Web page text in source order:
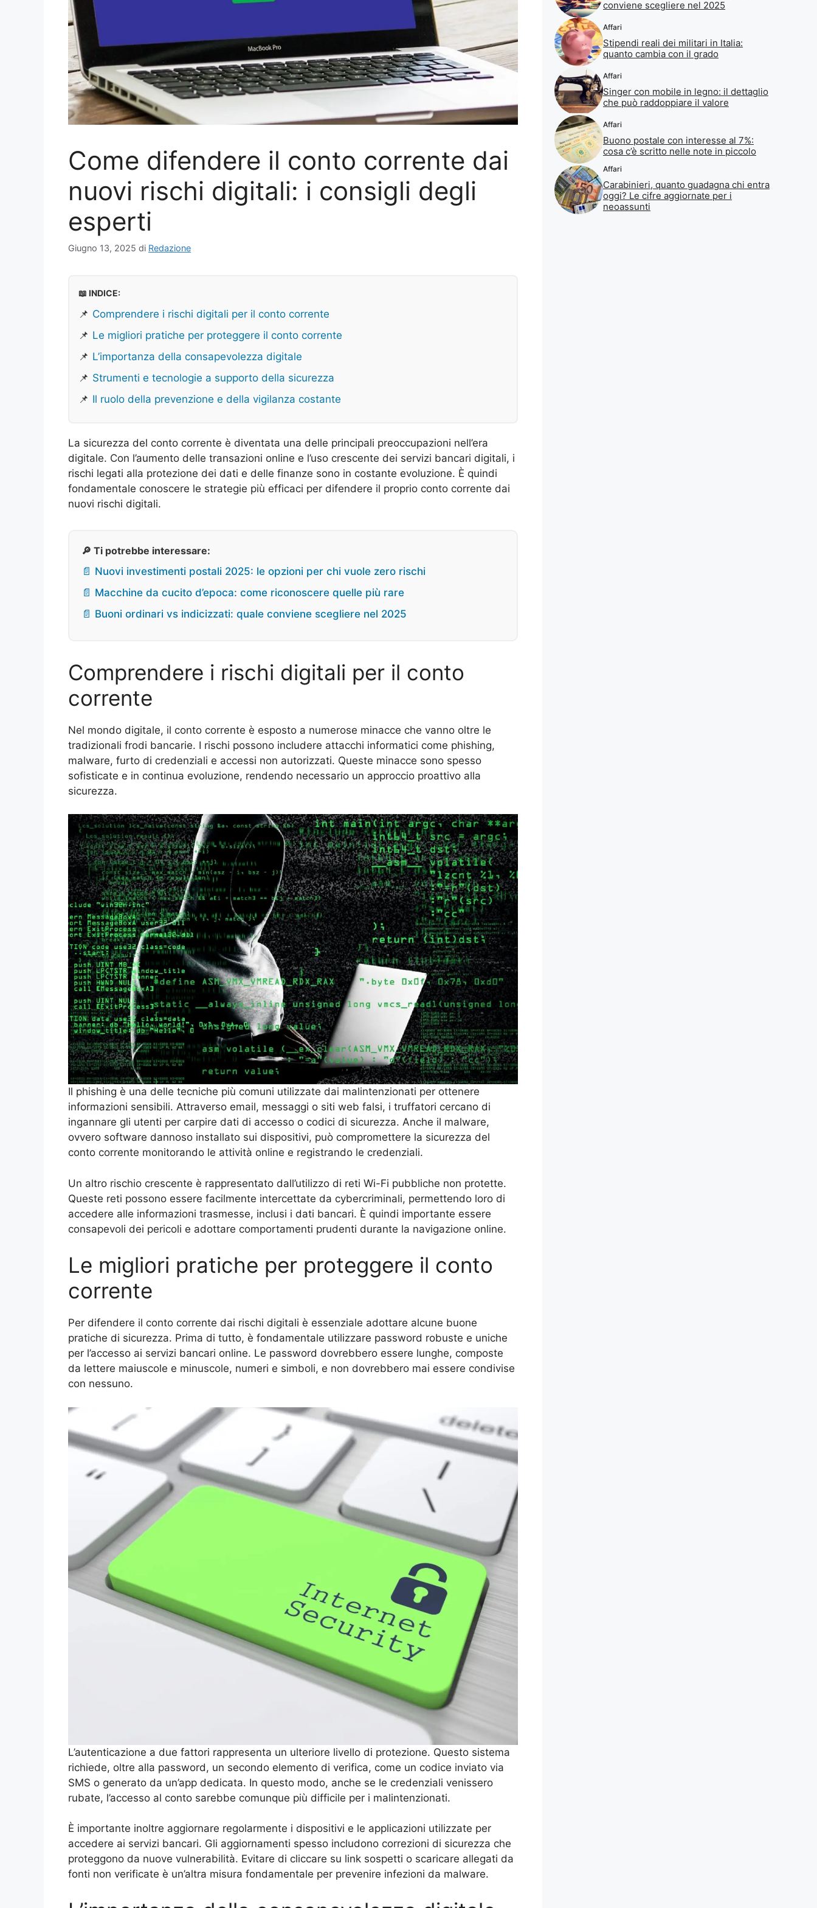
Come difendere il conto corrente dai
nuovi rischi digitali: i consigli degli
esperti
Giugno 13, 2025 di Redazione
📖 INDICE:
📌 Comprendere i rischi digitali per il conto corrente
📌 Le migliori pratiche per proteggere il conto corrente
📌 L’importanza della consapevolezza digitale
📌 Strumenti e tecnologie a supporto della sicurezza
📌 Il ruolo della prevenzione e della vigilanza costante
La sicurezza del conto corrente è diventata una delle principali preoccupazioni nell’era
digitale. Con l’aumento delle transazioni online e l’uso crescente dei servizi bancari digitali, i
rischi legati alla protezione dei dati e delle finanze sono in costante evoluzione. È quindi
fondamentale conoscere le strategie più efficaci per difendere il proprio conto corrente dai
nuovi rischi digitali.
🔎 Ti potrebbe interessare:
📄 Nuovi investimenti postali 2025: le opzioni per chi vuole zero rischi
📄 Macchine da cucito d’epoca: come riconoscere quelle più rare
📄 Buoni ordinari vs indicizzati: quale conviene scegliere nel 2025
Comprendere i rischi digitali per il conto
corrente
Nel mondo digitale, il conto corrente è esposto a numerose minacce che vanno oltre le
tradizionali frodi bancarie. I rischi possono includere attacchi informatici come phishing,
malware, furto di credenziali e accessi non autorizzati. Queste minacce sono spesso
sofisticate e in continua evoluzione, rendendo necessario un approccio proattivo alla
sicurezza.
Il phishing è una delle tecniche più comuni utilizzate dai malintenzionati per ottenere
informazioni sensibili. Attraverso email, messaggi o siti web falsi, i truffatori cercano di
ingannare gli utenti per carpire dati di accesso o codici di sicurezza. Anche il malware,
ovvero software dannoso installato sui dispositivi, può compromettere la sicurezza del
conto corrente monitorando le attività online e registrando le credenziali.
Un altro rischio crescente è rappresentato dall’utilizzo di reti Wi-Fi pubbliche non protette.
Queste reti possono essere facilmente intercettate da cybercriminali, permettendo loro di
accedere alle informazioni trasmesse, inclusi i dati bancari. È quindi importante essere
consapevoli dei pericoli e adottare comportamenti prudenti durante la navigazione online.
Le migliori pratiche per proteggere il conto
corrente
Per difendere il conto corrente dai rischi digitali è essenziale adottare alcune buone
pratiche di sicurezza. Prima di tutto, è fondamentale utilizzare password robuste e uniche
per l’accesso ai servizi bancari online. Le password dovrebbero essere lunghe, composte
da lettere maiuscole e minuscole, numeri e simboli, e non dovrebbero mai essere condivise
con nessuno.
L’autenticazione a due fattori rappresenta un ulteriore livello di protezione. Questo sistema
richiede, oltre alla password, un secondo elemento di verifica, come un codice inviato via
SMS o generato da un’app dedicata. In questo modo, anche se le credenziali venissero
rubate, l’accesso al conto sarebbe comunque più difficile per i malintenzionati.
È importante inoltre aggiornare regolarmente i dispositivi e le applicazioni utilizzate per
accedere ai servizi bancari. Gli aggiornamenti spesso includono correzioni di sicurezza che
proteggono da nuove vulnerabilità. Evitare di cliccare su link sospetti o scaricare allegati da
fonti non verificate è un’altra misura fondamentale per prevenire infezioni da malware.
conviene scegliere nel 2025
Affari
Stipendi reali dei militari in Italia:
quanto cambia con il grado
Affari
Singer con mobile in legno: il dettaglio
che può raddoppiare il valore
Affari
Buono postale con interesse al 7%:
cosa c’è scritto nelle note in piccolo
Affari
Carabinieri, quanto guadagna chi entra
oggi? Le cifre aggiornate per i
neoassunti